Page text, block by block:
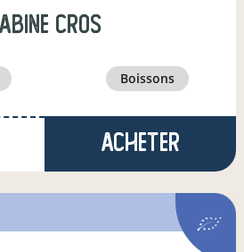
cros
boissons
Acheter